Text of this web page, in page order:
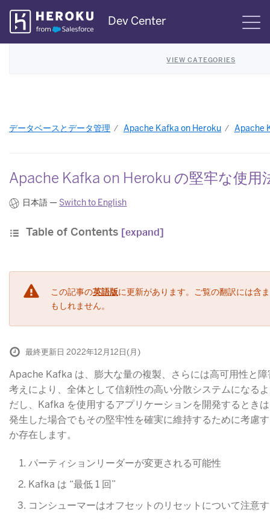
Skip
Navigation
Dev Center
VIEW CATEGORIES
データベースとデータ管理 Apache Kafka on Heroku Apache
Apache Kafka on Heroku の堅牢な使用
日本語 — Switch to English
Table of Contents [expand]
この記事の英語版に更新があります。ご覧の翻訳には含
もしれません。
最終更新日 2022年12月12日(月)
Apache Kafka は、膨大な量の複製、さらには高可用性と
考えにより、全体として信頼性の高い分散システムになる
だし、Kafka を使用するアプリケーションを開発するとき
発生した場合でもその堅牢性を確実に維持するために考慮
か存在します。
パーティションリーダーが変更される可能性
Kafka は “最低 1 回”
コンシューマーはオフセットのリセットについて注意